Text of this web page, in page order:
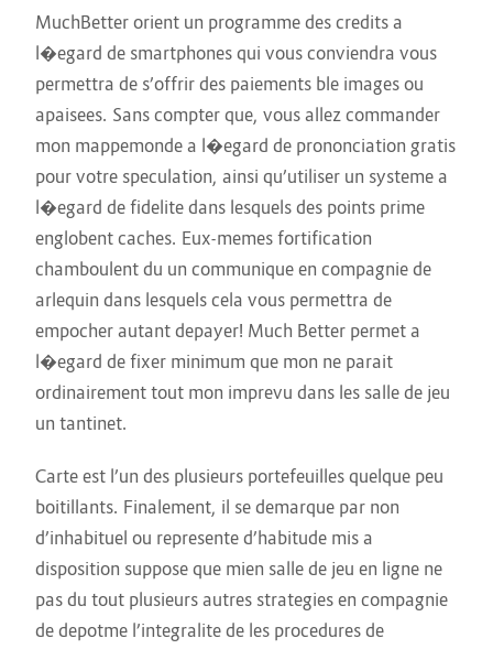
MuchBetter orient un programme des credits a
l�egard de smartphones qui vous conviendra vous
permettra de s’offrir des paiements ble images ou
apaisees. Sans compter que, vous allez commander
mon mappemonde a l�egard de prononciation gratis
pour votre speculation, ainsi qu’utiliser un systeme a
l�egard de fidelite dans lesquels des points prime
englobent caches. Eux-memes fortification
chamboulent du un communique en compagnie de
arlequin dans lesquels cela vous permettra de
empocher autant depayer! Much Better permet a
l�egard de fixer minimum que mon ne parait
ordinairement tout mon imprevu dans les salle de jeu
un tantinet.
Carte est l’un des plusieurs portefeuilles quelque peu
boitillants. Finalement, il se demarque par non
d’inhabituel ou represente d’habitude mis a
disposition suppose que mien salle de jeu en ligne ne
pas du tout plusieurs autres strategies en compagnie
de depotme l’integralite de les procedures de